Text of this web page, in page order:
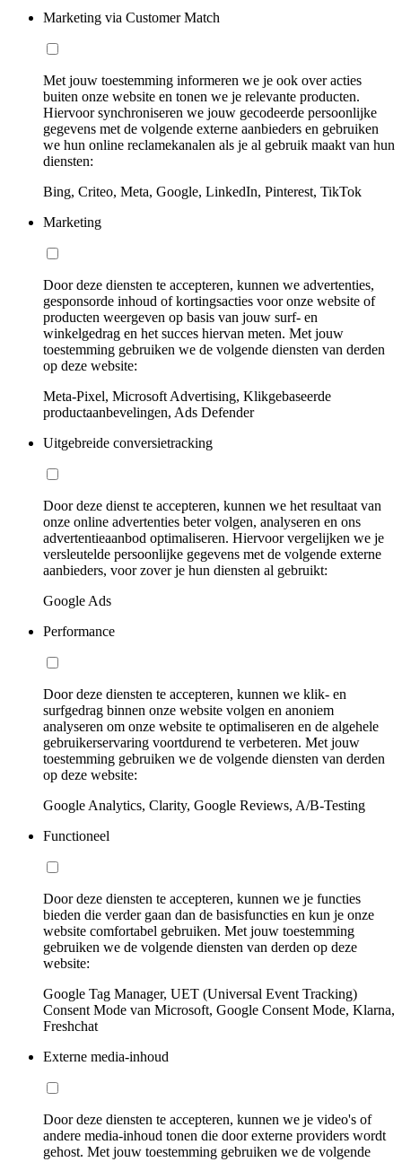
Marketing via Customer Match
Met jouw toestemming informeren we je ook over acties
buiten onze website en tonen we je relevante producten.
Hiervoor synchroniseren we jouw gecodeerde persoonlijke
gegevens met de volgende externe aanbieders en gebruiken
we hun online reclamekanalen als je al gebruik maakt van hun
diensten:
Bing, Criteo, Meta, Google, LinkedIn, Pinterest, TikTok
Marketing
Door deze diensten te accepteren, kunnen we advertenties,
gesponsorde inhoud of kortingsacties voor onze website of
producten weergeven op basis van jouw surf- en
winkelgedrag en het succes hiervan meten. Met jouw
toestemming gebruiken we de volgende diensten van derden
op deze website:
Meta-Pixel, Microsoft Advertising, Klikgebaseerde
productaanbevelingen, Ads Defender
Uitgebreide conversietracking
Door deze dienst te accepteren, kunnen we het resultaat van
onze online advertenties beter volgen, analyseren en ons
advertentieaanbod optimaliseren. Hiervoor vergelijken we je
versleutelde persoonlijke gegevens met de volgende externe
aanbieders, voor zover je hun diensten al gebruikt:
Google Ads
Performance
Door deze diensten te accepteren, kunnen we klik- en
surfgedrag binnen onze website volgen en anoniem
analyseren om onze website te optimaliseren en de algehele
gebruikerservaring voortdurend te verbeteren. Met jouw
toestemming gebruiken we de volgende diensten van derden
op deze website:
Google Analytics, Clarity, Google Reviews, A/B-Testing
Functioneel
Door deze diensten te accepteren, kunnen we je functies
bieden die verder gaan dan de basisfuncties en kun je onze
website comfortabel gebruiken. Met jouw toestemming
gebruiken we de volgende diensten van derden op deze
website:
Google Tag Manager, UET (Universal Event Tracking)
Consent Mode van Microsoft, Google Consent Mode, Klarna,
Freshchat
Externe media-inhoud
Door deze diensten te accepteren, kunnen we je video's of
andere media-inhoud tonen die door externe providers wordt
gehost. Met jouw toestemming gebruiken we de volgende